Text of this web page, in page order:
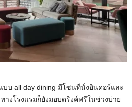
บ all day dining มีโซนที่นั่งอินดอร์และ
างโรงแรมก็ยังมอบดริงค์ฟรีในช่วงบ่าย